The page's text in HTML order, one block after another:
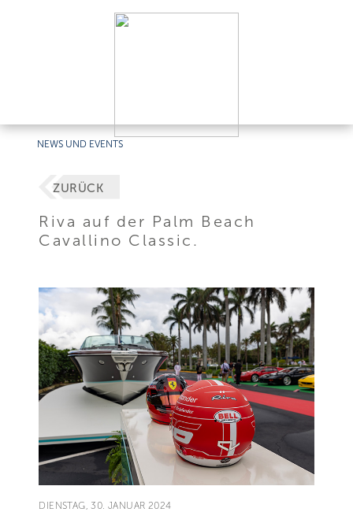
NEWS UND EVENTS
ZURÜCK
Riva auf der Palm Beach
Cavallino Classic.
DIENSTAG, 30. JANUAR 2024